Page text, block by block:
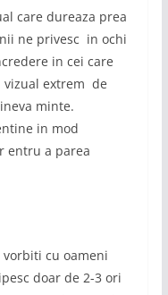
care dureaza prea
ne privesc in ochi
in cei care
vizual extrem de
minte.
in mod
entru a parea
cu oameni
doar de 2-3 ori